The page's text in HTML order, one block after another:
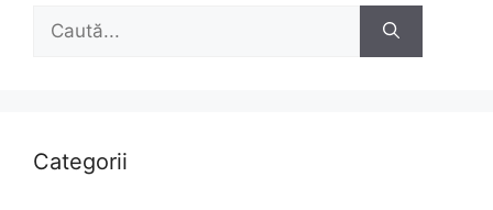
după:
Categorii